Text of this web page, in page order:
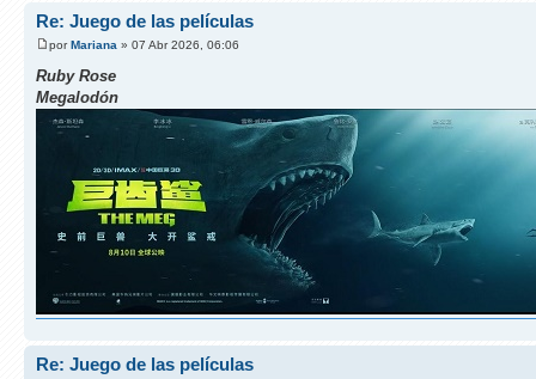
Re: Juego de las películas
porMariana » 07 Abr 2026, 06:06
Ruby Rose
Megalodón
Re: Juego de las películas